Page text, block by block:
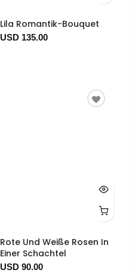
Lila Romantik-Bouquet
USD 135.00
Rote Und Weiße Rosen In
Einer Schachtel
USD 90.00